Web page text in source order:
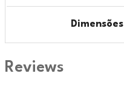
Dimensões
Reviews